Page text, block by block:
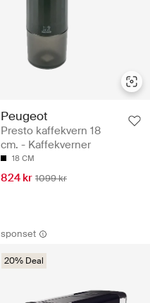
Peugeot
Presto kaffekvern 18
cm. - Kaffekverner
18 CM
824 kr 1099 kr
sponset
20% Deal